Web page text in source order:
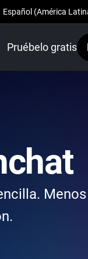
Español (América
Pruébelo gratis